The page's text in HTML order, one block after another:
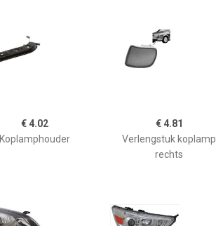
€ 4.02
Koplamphouder
€ 4.81
Verlengstuk koplamp
rechts